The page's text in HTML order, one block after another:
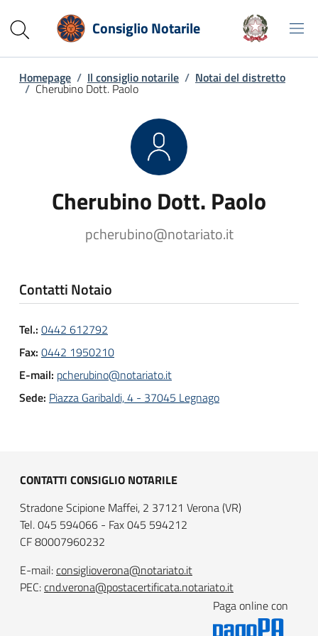
Consiglio Notarile
Homepage / Il consiglio notarile / Notai del distretto
/ Cherubino Dott. Paolo
Cherubino Dott. Paolo
pcherubino@notariato.it
Contatti Notaio
Tel.: 0442 612792
Fax: 0442 1950210
E-mail: pcherubino@notariato.it
Sede: Piazza Garibaldi, 4 - 37045 Legnago
CONTATTI CONSIGLIO NOTARILE
Stradone Scipione Maffei, 2 37121 Verona (VR)
Tel. 045 594066 - Fax 045 594212
CF 80007960232
E-mail:consiglioverona@notariato.it
PEC:cnd.verona@postacertificata.notariato.it
Paga online con